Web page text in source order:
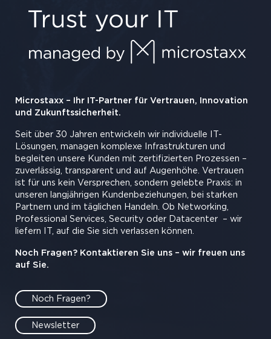
Microstaxx – Ihr IT-Partner für Vertrauen, Innovation
und Zukunftssicherheit.
Seit über 30 Jahren entwickeln wir individuelle IT-
Lösungen, managen komplexe Infrastrukturen und
begleiten unsere Kunden mit zertifizierten Prozessen –
zuverlässig, transparent und auf Augenhöhe. Vertrauen
ist für uns kein Versprechen, sondern gelebte Praxis: in
unseren langjährigen Kundenbeziehungen, bei starken
Partnern und im täglichen Handeln. Ob Networking,
Professional Services, Security oder Datacenter – wir
liefern IT, auf die Sie sich verlassen können.
Noch Fragen? Kontaktieren Sie uns – wir freuen uns
auf Sie.
Noch Fragen?
Newsletter